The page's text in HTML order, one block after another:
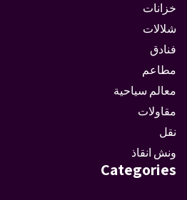
خزانات
شلالات
فنادق
مطاعم
معالم سياحية
مقاولات
نقل
ونش انقاذ
Categories